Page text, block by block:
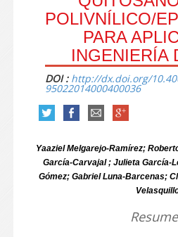
POLIVNÍLICO/
PARA
INGENIERÍA
DOI : http://dx.doi.org/
95022014000400036
Yaaziel Melgarejo-Ramírez;
García-Carvajal ; Julieta García-
Gómez; Gabriel Luna-Barcenas;